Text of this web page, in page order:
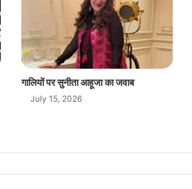
मं
जू
री
,
र
आ
गालियों पर सुनीता आहूजा का जवाब
July 15, 2026